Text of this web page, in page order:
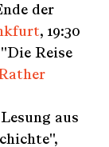
der
, 19:30
Reise
aus